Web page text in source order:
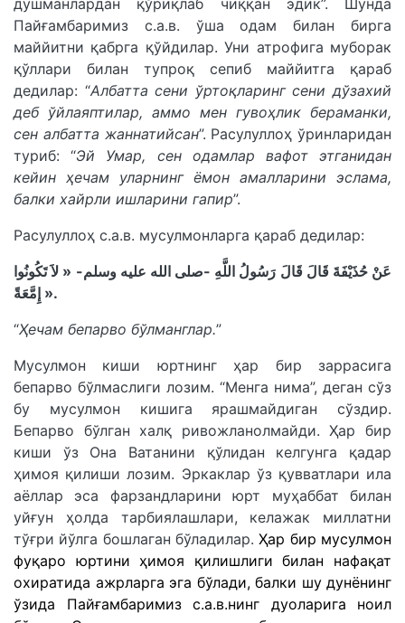
Пайғамбаримиз с.а.в. ўша одам билан бирга
маййитни қабрга қўйдилар. Уни атрофига муборак
қўллари билан тупроқ сепиб маййитга қараб
дедилар: “Албатта сени ўртоқларинг сени дўзахий
деб ўйлаяптилар, аммо мен гувоҳлик бераманки,
сен албатта жаннатийсан”. Расулуллоҳ ўринларидан
туриб: “Эй Умар, сен одамлар вафот этганидан
кейин ҳечам уларнинг ёмон амалларини эслама,
балки хайрли ишларини гапир”.
Расулуллоҳ с.а.в. мусулмонларга қараб дедилар:
عَنْ حُذَيْفَةَ قَالَ قَالَ رَسُولُ اللَّهِ -صلى الله عليه وسلم- « لاَ تَكُونُوا
إِمَّعَةً ».
“Ҳечам бепарво бўлманглар.”
Мусулмон киши юртнинг ҳар бир заррасига
бепарво бўлмаслиги лозим. “Менга нима”, деган сўз
бу мусулмон кишига ярашмайдиган сўздир.
Бепарво бўлган халқ ривожланолмайди. Ҳар бир
киши ўз Она Ватанини қўлидан келгунга қадар
ҳимоя қилиши лозим. Эркаклар ўз қувватлари ила
аёллар эса фарзандларини юрт муҳаббат билан
уйғун ҳолда тарбиялашлари, келажак миллатни
тўғри йўлга бошлаган бўладилар.Ҳар бир мусулмон
фуқаро юртини ҳимоя қилишлиги билан нафақат
охиратида ажрларга эга бўлади, балки шу дунёнинг
ўзида Пайғамбаримиз с.а.в.нинг дуоларига ноил